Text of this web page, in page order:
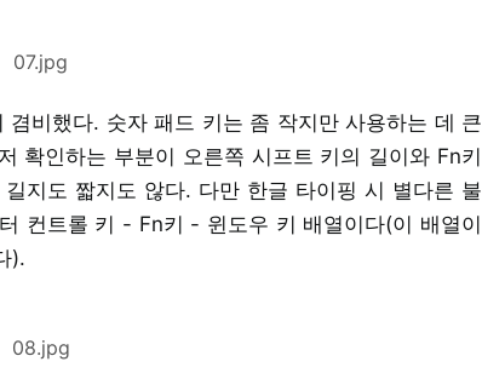
07.jpg
비했다. 숫자 패드 키는 좀 작지만 사용하는 데 큰
확인하는 부분이 오른쪽 시프트 키의 길이와 Fn키
지도 짧지도 않다. 다만 한글 타이핑 시 별다른 불
컨트롤 키 - Fn키 - 윈도우 키 배열이다(이 배열이
).
08.jpg